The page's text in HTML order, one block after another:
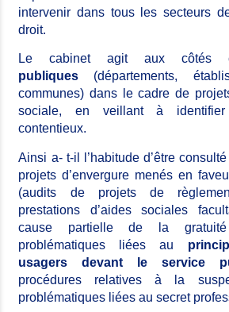
intervenir dans tous les secteurs
droit.
Le cabinet agit aux côtés
publiques (départements,
communes) dans le cadre de
sociale, en veillant à
contentieux.
Ainsi a- t-il l’habitude d’être
projets d’envergure menés en
(audits de projets de
prestations d’aides sociales
cause partielle de la gratuité
problématiques liées au
usagers devant le service
procédures relatives à la
problématiques liées au secret